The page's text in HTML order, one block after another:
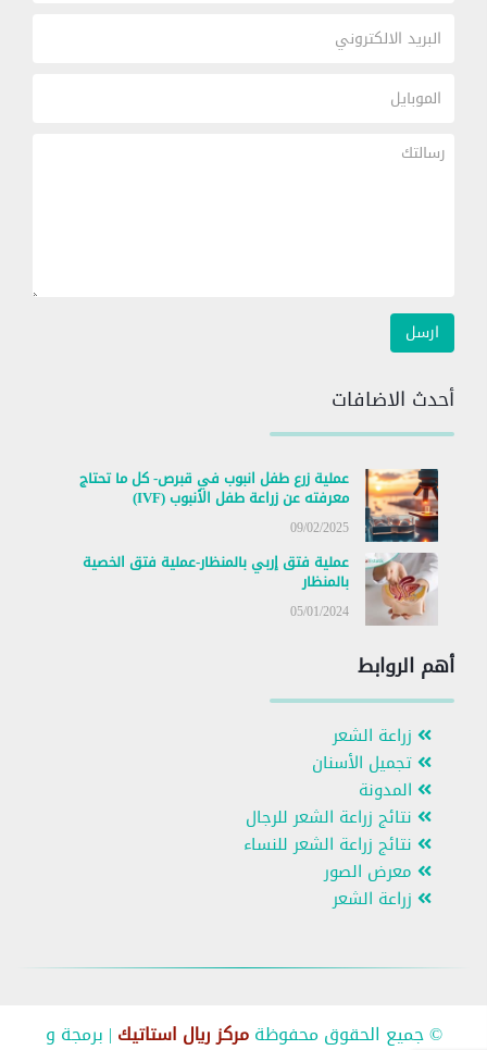
أحدث الاضافات
عملية زرع طفل انبوب في قبرص- كل ما تحتاج
معرفته عن زراعة طفل الأنبوب (IVF)
09/02/2025
عملية فتق إربي بالمنظار-عملية فتق الخصية
بالمنظار
05/01/2024
أهم الروابط
زراعة الشعر
تجميل الأسنان
المدونة
نتائج زراعة الشعر للرجال
نتائج زراعة الشعر للنساء
معرض الصور
زراعة الشعر
© جميع الحقوق محفوظةمركز ريال استاتيك | برمجة و